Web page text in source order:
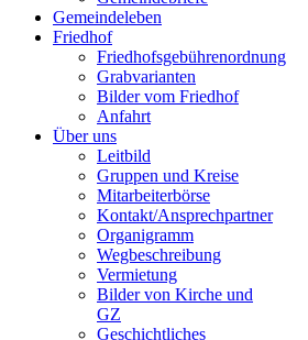
Gemeindeleben
Friedhof
Friedhofsgebührenordnung
Grabvarianten
Bilder vom Friedhof
Anfahrt
Über uns
Leitbild
Gruppen und Kreise
Mitarbeiterbörse
Kontakt/Ansprechpartner
Organigramm
Wegbeschreibung
Vermietung
Bilder von Kirche und
GZ
Geschichtliches